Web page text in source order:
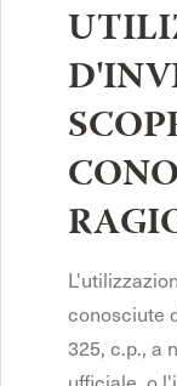
conosciute
325, c.p., a